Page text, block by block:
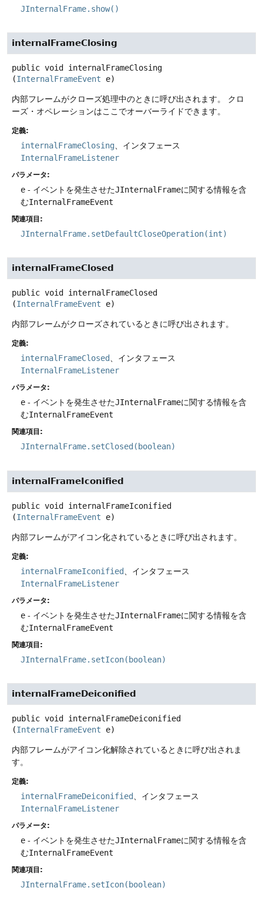
JInternalFrame.show()
internalFrameClosing
public void
internalFrameClosing
(InternalFrameEvent e)
内部フレームがクローズ処理中のときに呼び出されます。
クロ
ーズ・オペレーションはここでオーバーライドできます。
定義:
internalFrameClosing 、インタフェース
InternalFrameListener
パラメータ:
e - イベントを発生させたJInternalFrameに関する情報を含
むInternalFrameEvent
関連項目:
JInternalFrame.setDefaultCloseOperation(int)
internalFrameClosed
public void
internalFrameClosed
(InternalFrameEvent e)
内部フレームがクローズされているときに呼び出されます。
定義:
internalFrameClosed、インタフェース
InternalFrameListener
パラメータ:
e - イベントを発生させたJInternalFrameに関する情報を含
むInternalFrameEvent
関連項目:
JInternalFrame.setClosed(boolean)
internalFrameIconified
public void internalFrameIconified
(InternalFrameEvent e)
内部フレームがアイコン化されているときに呼び出されます。
定義:
internalFrameIconified
、インタフェース
InternalFrameListener
パラメータ:
e - イベントを発生させたJInternalFrameに関する情報を含
むInternalFrameEvent
関連項目:
JInternalFrame.setIcon(boolean)
internalFrameDeiconified
public void
internalFrameDeiconified
(InternalFrameEvent e)
内部フレームがアイコン化解除されているときに呼び出されま
す。
定義:
internalFrameDeiconified
、インタフェース
InternalFrameListener
パラメータ:
e - イベントを発生させたJInternalFrameに関する情報を含
むInternalFrameEvent
関連項目:
JInternalFrame.setIcon(boolean)